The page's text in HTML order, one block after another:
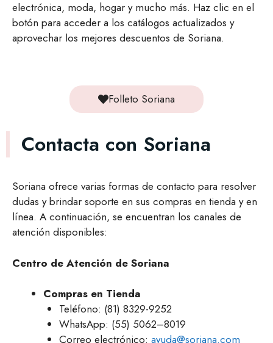
electrónica, moda, hogar y mucho más. Haz clic en el
botón para acceder a los catálogos actualizados y
aprovechar los mejores descuentos de Soriana.
Folleto Soriana
Contacta con Soriana
Soriana ofrece varias formas de contacto para resolver
dudas y brindar soporte en sus compras en tienda y en
línea. A continuación, se encuentran los canales de
atención disponibles:
Centro de Atención de Soriana
Compras en Tienda
Teléfono: (81) 8329-9252
WhatsApp: (55) 5062–8019
Correo electrónico: ayuda@soriana.com